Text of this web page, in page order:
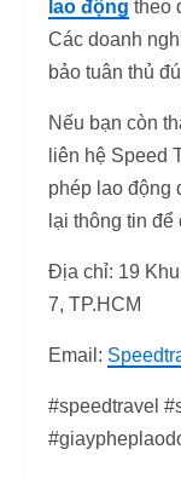
lao động theo
Các doanh
bảo tuân thủ
Nếu bạn còn
liên hệ Speed
phép lao động
lại thông tin
Địa chỉ: 19
7, TP.HCM
Email:
#speedtravel